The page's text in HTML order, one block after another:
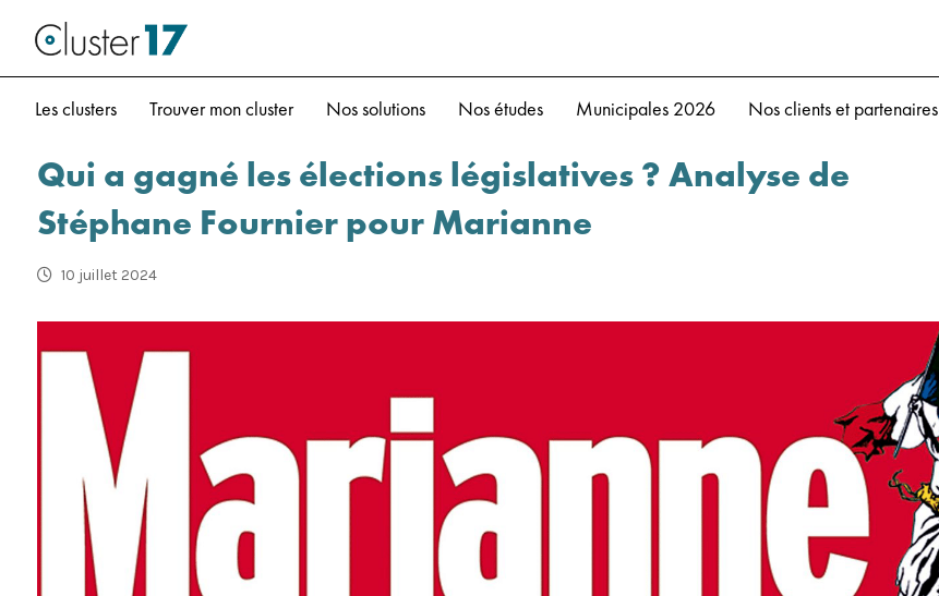
Les clusters Trouver mon cluster Nos solutions Nos études Municipales 2026 Nos clients et partenaires
Qui a gagné les élections législatives ? Analyse de
Stéphane Fournier pour Marianne
10 juillet 2024